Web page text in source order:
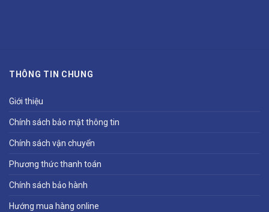
THÔNG TIN CHUNG
Giới thiệu
Chính sách bảo mật thông tin
Chính sách vận chuyển
Phương thức thanh toán
Chính sách bảo hành
Hướng mua hàng online